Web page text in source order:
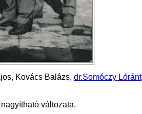
Kovács Balázs, dr.Somóczy Lóránt
változata.